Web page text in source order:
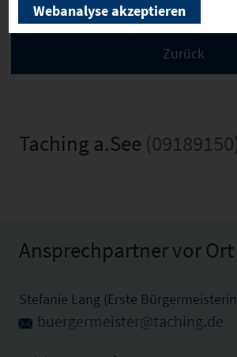
Taching a.See
Ansprechpartner vor Ort
Stefanie Lang (Erste
buergermeister@taching.de
Webanalyse akzeptieren